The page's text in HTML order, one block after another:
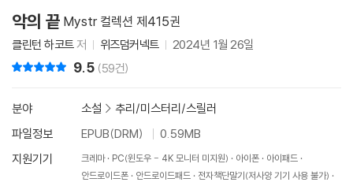
악의 끝 Mystr 컬렉션 제415권
클린턴 하코트저 위즈덤커넥트 2024년 1월 26일
9.5 (59건)
분야 소설 > 추리/미스터리/스릴러
파일정보
EPUB(DRM)
0.59MB
지원기기
크레마 PC(윈도우 - 4K 모니터 미지원) 아이폰
아이패드
안드로이드폰
안드로이드패드
전자책단말기(저사양 기기 사용 불가)